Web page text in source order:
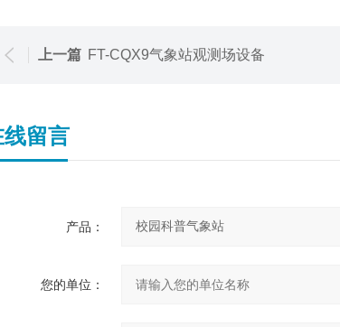
上一篇 FT-CQX9气象站观测场设备
线留言
产品：
您的单位：